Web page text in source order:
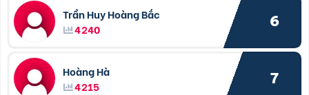
Trần Huy Hoàng Bắc
4240
6
Hoàng Hà
4215
7